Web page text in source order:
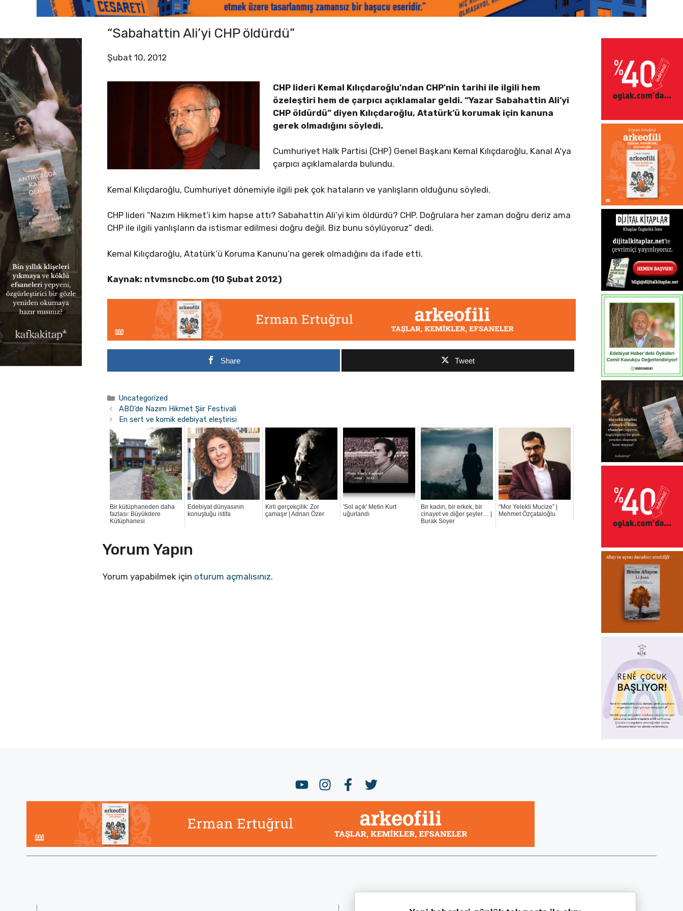
“Sabahattin Ali’yi CHP öldürdü”
Şubat 10, 2012
CHP lideri Kemal Kılıçdaroğlu'ndan CHP'nin tarihi ile ilgili hem
özeleştiri hem de çarpıcı açıklamalar geldi. “Yazar Sabahattin Ali’yi
CHP öldürdü” diyen Kılıçdaroğlu, Atatürk’ü korumak için kanuna
gerek olmadığını söyledi.
Cumhuriyet Halk Partisi (CHP) Genel Başkanı Kemal Kılıçdaroğlu, Kanal A'ya
çarpıcı açıklamalarda bulundu.
Kemal Kılıçdaroğlu, Cumhuriyet dönemiyle ilgili pek çok hataların ve yanlışların olduğunu söyledi.
CHP lideri “Nazım Hikmet’i kim hapse attı? Sabahattin Ali’yi kim öldürdü? CHP. Doğrulara her zaman doğru deriz ama
CHP ile ilgili yanlışların da istismar edilmesi doğru değil. Biz bunu söylüyoruz” dedi.
Kemal Kılıçdaroğlu, Atatürk’ü Koruma Kanunu’na gerek olmadığını da ifade etti.
Kaynak: ntvmsncbc.om (10 Şubat 2012)
Share Tweet
Kategoriler
Uncategorized
ABD’de Nazım Hikmet Şiir Festivali
En sert ve komik edebiyat eleştirisi
Bir kütüphaneden daha
fazlası: Büyükdere
Kütüphanesi
Edebiyat dünyasının
konuştuğu istifa
Kirli gerçekçilik: Zor
çamaşır | Adnan Özer
'Sol açık' Metin Kurt
uğurlandı
Bir kadın, bir erkek, bir
cinayet ve diğer şeyler… |
Burak Soyer
“Mor Yelekli Mucize” |
Mehmet Özçataloğlu
Yorum Yapın
Yorum yapabilmek için oturum açmalısınız.